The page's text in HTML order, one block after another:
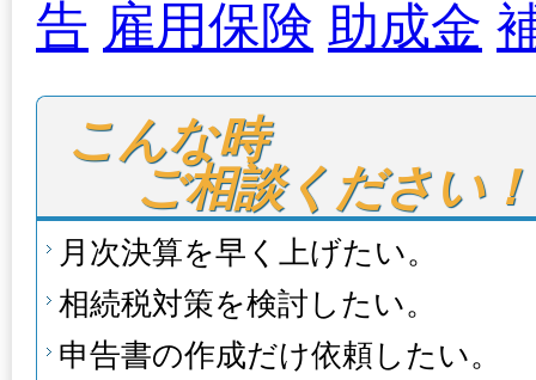
告 雇用保険 助成金
こんな時
ご相談ください！
月次決算を早く上げたい。
相続税対策を検討したい。
申告書の作成だけ依頼したい。